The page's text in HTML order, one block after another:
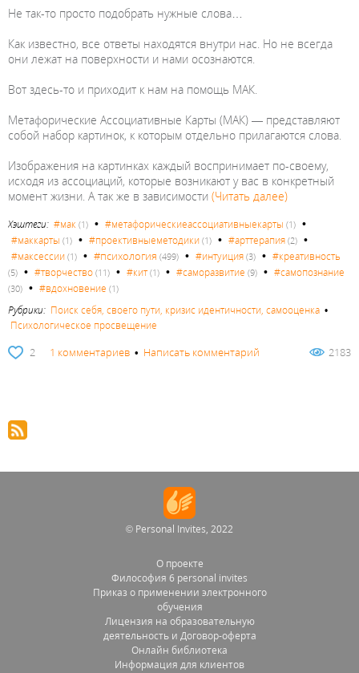
Не так-то просто подобрать нужные слова…
Как известно, все ответы находятся внутри нас. Но не всегда
они лежат на поверхности и нами осознаются.
Вот здесь-то и приходит к нам на помощь МАК.
Метафорические Ассоциативные Карты (МАК) — представляют
собой набор картинок, к которым отдельно прилагаются слова.
Изображения на картинках каждый воспринимает по-своему,
исходя из ассоциаций, которые возникают у вас в конкретный
момент жизни. А так же в зависимости (Читать далее)
Хэштеги: #мак (1) • #метафорическиеассоциативныекарты (1) •
#маккарты (1) • #проективныеметодики (1) • #арттерапия (2) •
#максессии (1) • #психология (499) • #интуиция (3) • #креативность
(5) • #творчество (11) • #кит(1) • #саморазвитие (9) • #самопознание
(30) • #вдохновение (1)
Рубрики: Поиск себя, своего пути, кризис идентичности, самооценка •
Психологическое просвещение
2 1 комментариев • Написать комментарий 2183
© Personal Invites, 2022
О проекте
Философия 6 personal invites
Приказ о применении электронного
обучения
Лицензия на образовательную
деятельность и Договор-оферта
Онлайн библиотека
Информация для клиентов